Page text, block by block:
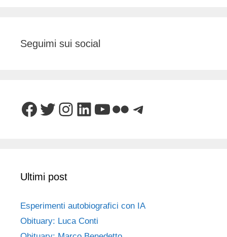
Seguimi sui social
Facebook
Twitter
Instagram
LinkedIn
YouTube
FlickrTelegram
Ultimi post
Esperimenti autobiografici con IA
Obituary: Luca Conti